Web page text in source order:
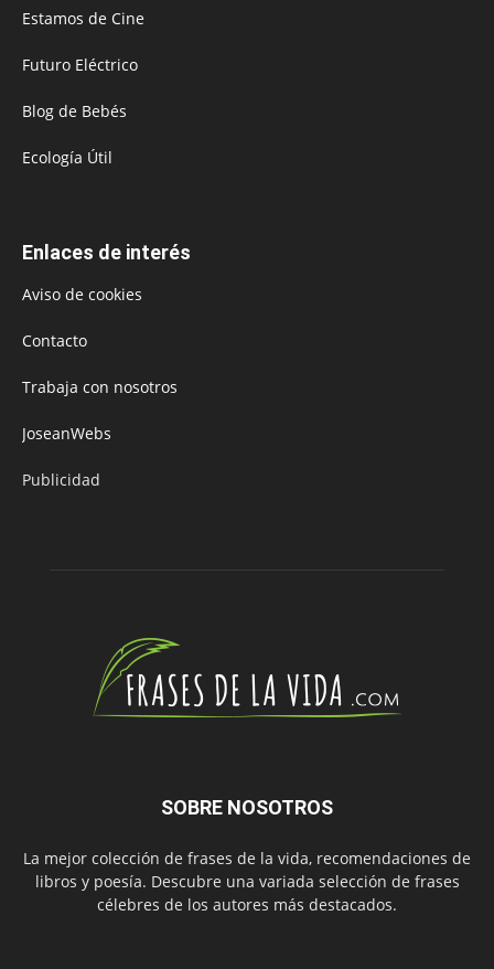
Estamos de Cine
Futuro Eléctrico
Blog de Bebés
Ecología Útil
Enlaces de interés
Aviso de cookies
Contacto
Trabaja con nosotros
JoseanWebs
Publicidad
SOBRE NOSOTROS
La mejor colección de frases de la vida, recomendaciones de
libros y poesía. Descubre una variada selección de frases
célebres de los autores más destacados.